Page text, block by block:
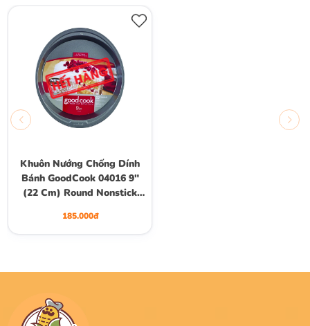
Khuôn Nướng Chống Dính
Bánh GoodCook 04016 9"
(22 Cm) Round Nonstick
Pan, Gray
185.000đ